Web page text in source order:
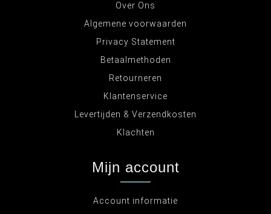
Over Ons
Algemene voorwaarden
Privacy Statement
Betaalmethoden
Retourneren
Klantenservice
Levertijden & Verzendkosten
Klachten
Mijn account
Account informatie